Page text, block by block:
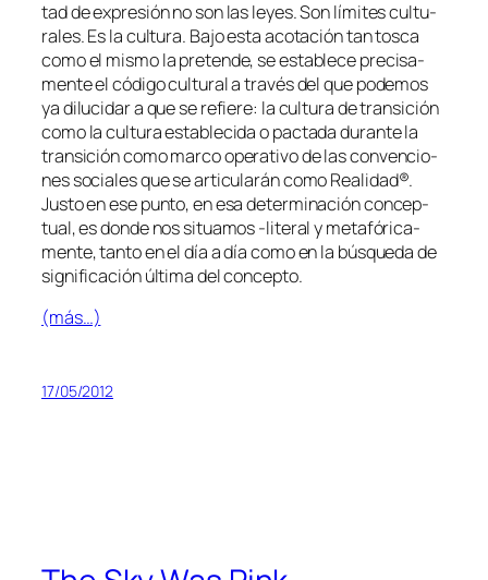
tad de ex­pre­sión no son las le­yes. Son lí­mi­tes cul­tu­
ra­les. Es la cul­tu­ra. Bajo es­ta aco­ta­ción tan tos­ca
co­mo el mis­mo la pre­ten­de, se es­ta­ble­ce pre­ci­sa­
men­te el có­di­go cul­tu­ral a tra­vés del que po­de­mos
ya di­lu­ci­dar a que se re­fie­re: la cul­tu­ra de tran­si­ción
co­mo la cul­tu­ra es­ta­ble­ci­da o pac­ta­da du­ran­te la
tran­si­ción co­mo mar­co ope­ra­ti­vo de las con­ven­cio­
nes so­cia­les que se ar­ti­cu­la­rán co­moRealidad®.
Justo en ese pun­to, en esa de­ter­mi­na­ción con­cep­
tual, es don­de nos si­tua­mos ‑li­te­ral y me­ta­fó­ri­ca­
men­te, tan­to en el día a día co­mo en la bús­que­da de
sig­ni­fi­ca­ción úl­ti­ma del concepto.
(más…)
17/05/2012